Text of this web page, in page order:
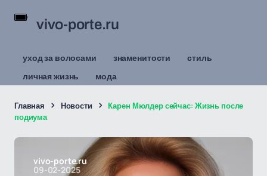
vivo-porte.ru
уход за волосами знаменитости
стиль
личная жизнь
мода
Главная Новости
Карен Мюлдер сейчас: Жизнь после
подиума
vivo-porte.ru
09-02-2025